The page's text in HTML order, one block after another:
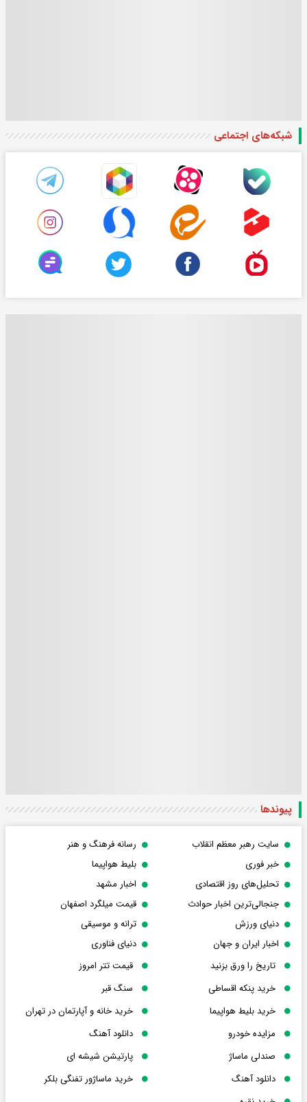
شبکه‌های اجتماعی
پیوندها
سایت رهبر معظم انقلاب
رسانه فرهنگ و هنر
خبر فوری
بلیط هواپیما
تحلیل‌های روز اقتصادی
اخبار مشهد
جنجالی‌ترین اخبار حوادث
قیمت میلگرد اصفهان
دنیای ورزش
ترانه و موسیقی
اخبار ایران و جهان
دنیای فناوری
تاریخ را ورق بزنید
قیمت تتر امروز
خرید پنکه اقساطی
سنگ قبر
خرید بلیط هواپیما
خرید خانه و آپارتمان در تهران
مزایده خودرو
دانلود آهنگ
صندلی ماساژ
پارتیشن شیشه ای
دانلود آهنگ
خرید ماساژور تفنگی بلکر